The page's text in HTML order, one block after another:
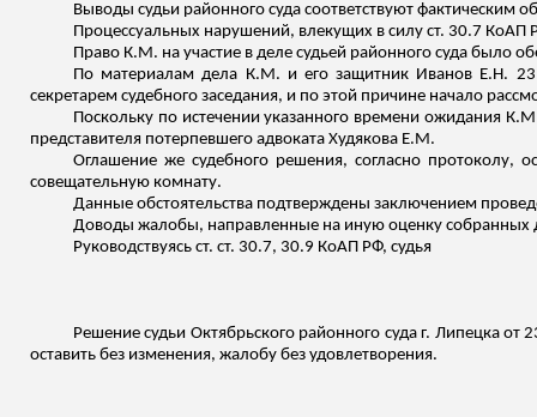
Выводы судьи районного суда соответствуют фактическим
Процессуальных нарушений, влекущих в силу ст. 30.7
Право К.М. на участие в деле судьей районного суда было
По материалам дела К.М. и его защитник Иванов Е.Н.
секретарем судебного заседания, и по этой причине начало
Поскольку по истечении указанного времени ожидания
представителя потерпевшего адвоката Худякова Е.М.
Оглашение же судебного решения, согласно протоколу,
совещательную комнату.
Данные обстоятельства подтверждены заключением
Доводы жалобы, направленные на иную оценку собранных
Руководствуясь ст. ст. 30.7, 30.9 КоАП РФ, судья
Решение судьи Октябрьского районного суда г. Липецка
оставить без изменения, жалобу без удовлетворения.